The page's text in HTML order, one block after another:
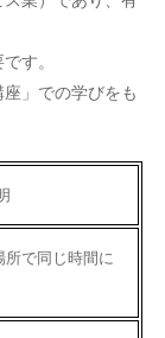
す。
」での学びをも
所で同じ時間に